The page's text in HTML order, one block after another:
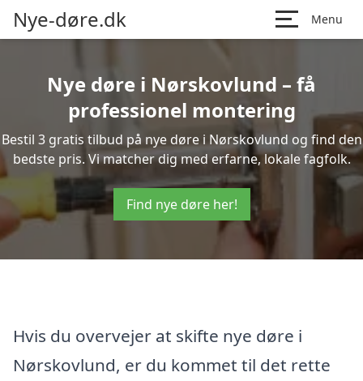
Nye-døre.dk Menu
Nye døre i Nørskovlund – få
professionel montering
Bestil 3 gratis tilbud på nye døre i Nørskovlund og find den
bedste pris. Vi matcher dig med erfarne, lokale fagfolk.
Find nye døre her!
Hvis du overvejer at skifte nye døre i
Nørskovlund, er du kommet til det rette